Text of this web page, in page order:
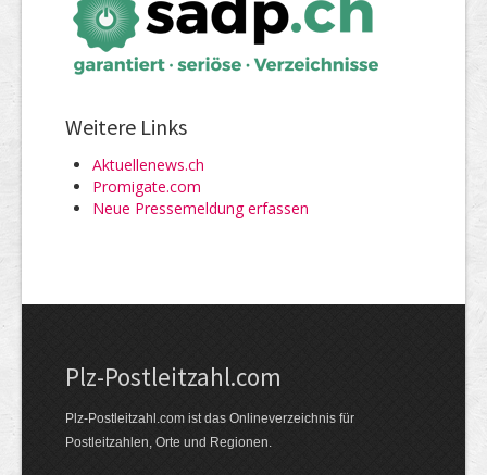
Weitere Links
Aktuellenews.ch
Promigate.com
Neue Pressemeldung erfassen
Plz-Postleitzahl.com
Plz-Postleitzahl.com ist das Onlineverzeichnis für
Postleitzahlen, Orte und Regionen.